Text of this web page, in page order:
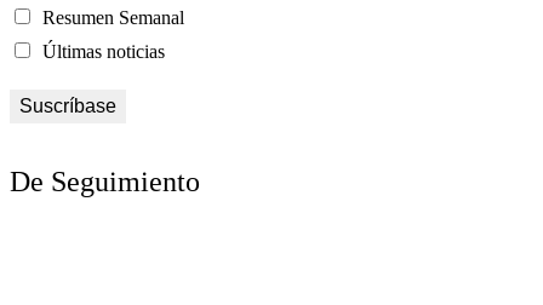
Resumen Semanal
Últimas noticias
De Seguimiento